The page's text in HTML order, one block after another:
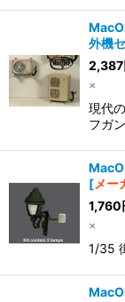
外機
2,387
×
現代
フガ
[メー
1,760
×
1/35